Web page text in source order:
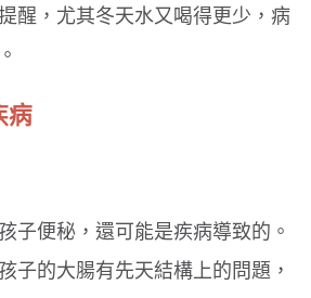
醒，尤其冬天水又喝得更少，病
病
子便秘，還可能是疾病導致的。
子的大腸有先天結構上的問題，